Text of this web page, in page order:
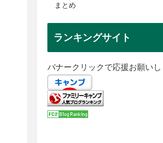
まとめ
ランキングサイト
バナークリックで応援お願いし